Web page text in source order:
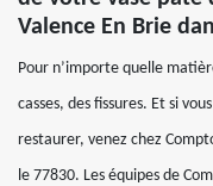
Valence En Brie
Pour n’importe quelle
casses, des fissures. Et si
restaurer, venez chez
le 77830. Les équipes de